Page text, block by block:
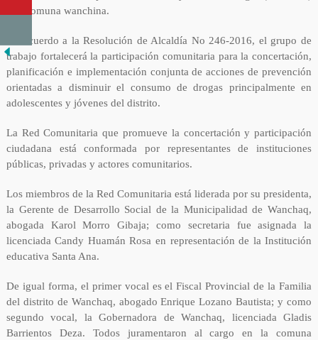
y la comuna wanchina.
De acuerdo a la Resolución de Alcaldía No 246-2016, el grupo de
trabajo fortalecerá la participación comunitaria para la concertación,
planificación e implementación conjunta de acciones de prevención
orientadas a disminuir el consumo de drogas principalmente en
adolescentes y jóvenes del distrito.
La Red Comunitaria que promueve la concertación y participación
ciudadana está conformada por representantes de instituciones
públicas, privadas y actores comunitarios.
Los miembros de la Red Comunitaria está liderada por su presidenta,
la Gerente de Desarrollo Social de la Municipalidad de Wanchaq,
abogada Karol Morro Gibaja; como secretaria fue asignada la
licenciada Candy Huamán Rosa en representación de la Institución
educativa Santa Ana.
De igual forma, el primer vocal es el Fiscal Provincial de la Familia
del distrito de Wanchaq, abogado Enrique Lozano Bautista; y como
segundo vocal, la Gobernadora de Wanchaq, licenciada Gladis
Barrientos Deza. Todos juramentaron al cargo en la comuna